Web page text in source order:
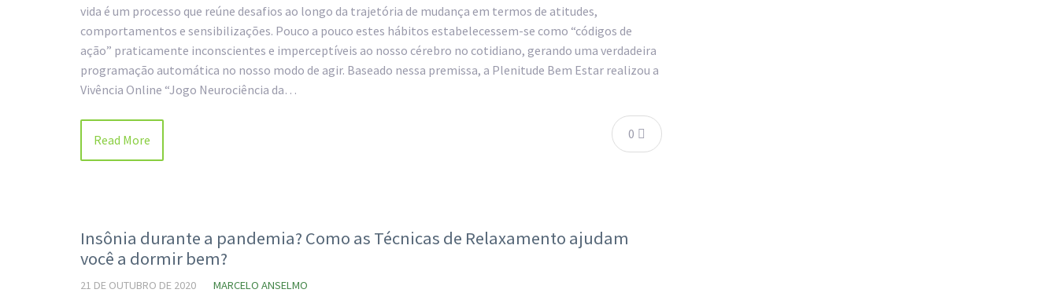
vida é um processo que reúne desafios ao longo da trajetória de mudança em termos de atitudes,
comportamentos e sensibilizações. Pouco a pouco estes hábitos estabelecessem-se como “códigos de
ação” praticamente inconscientes e imperceptíveis ao nosso cérebro no cotidiano, gerando uma verdadeira
programação automática no nosso modo de agir. Baseado nessa premissa, a Plenitude Bem Estar realizou a
Vivência Online “Jogo Neurociência da…
0
Read More
Insônia durante a pandemia? Como as Técnicas de Relaxamento ajudam
você a dormir bem?
21 DE OUTUBRO DE 2020 MARCELO ANSELMO